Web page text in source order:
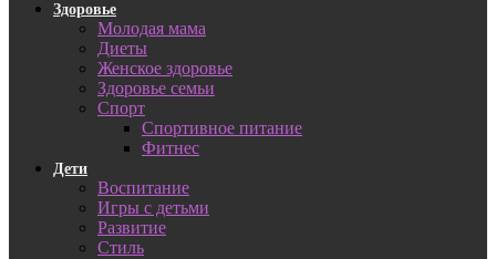
Здоровье
Молодая мама
Диеты
Женское здоровье
Здоровье семьи
Спорт
Спортивное питание
Фитнес
Дети
Воспитание
Игры с детьми
Развитие
Стиль